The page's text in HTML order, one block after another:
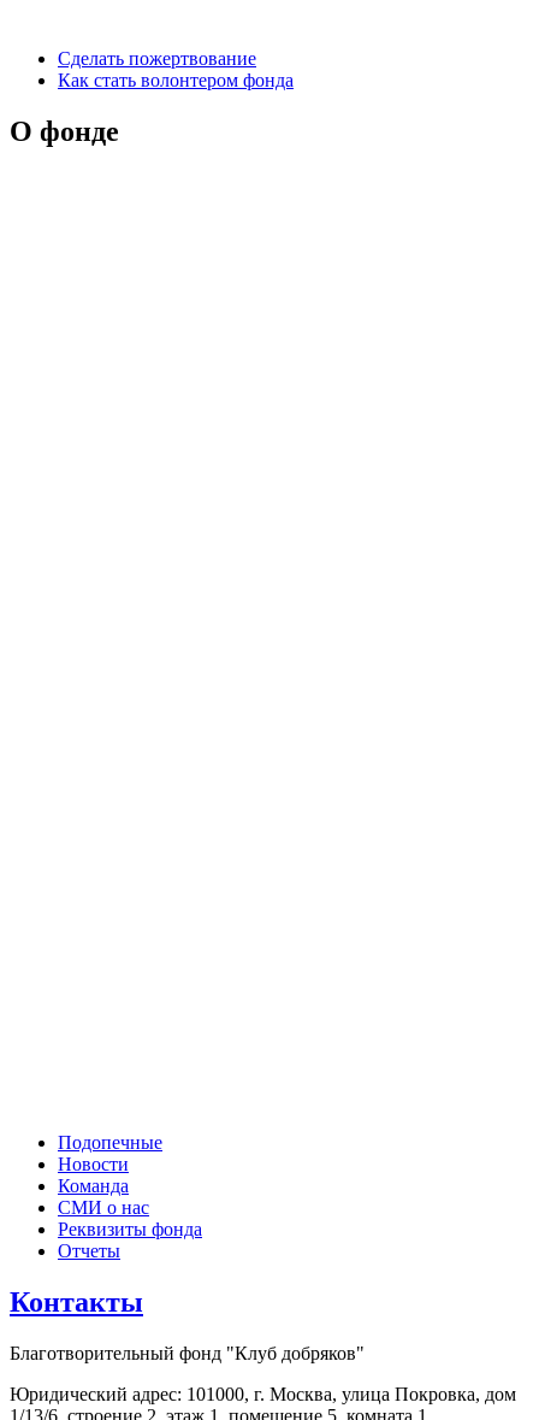
Сделать пожертвование
Как стать волонтером фонда
О фонде
Подопечные
Новости
Команда
СМИ о нас
Реквизиты фонда
Отчеты
Контакты
Благотворительный фонд "Клуб добряков"
Юридический адрес: 101000, г. Москва, улица Покровка, дом